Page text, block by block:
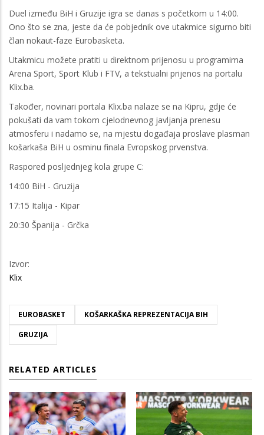
Duel između BiH i Gruzije igra se danas s početkom u 14:00.
Ono što se zna, jeste da će pobjednik ove utakmice sigurno biti
član nokaut-faze Eurobasketa.
Utakmicu možete pratiti u direktnom prijenosu u programima
Arena Sport, Sport Klub i FTV, a tekstualni prijenos na portalu
Klix.ba.
Također, novinari portala Klix.ba nalaze se na Kipru, gdje će
pokušati da vam tokom cjelodnevnog javljanja prenesu
atmosferu i nadamo se, na mjestu događaja proslave plasman
košarkaša BiH u osminu finala Evropskog prvenstva.
Raspored posljednjeg kola grupe C:
14:00 BiH - Gruzija
17:15 Italija - Kipar
20:30 Španija - Grčka
Izvor:
Klix
EUROBASKET
KOŠARKAŠKA REPREZENTACIJA BIH
GRUZIJA
RELATED ARTICLES